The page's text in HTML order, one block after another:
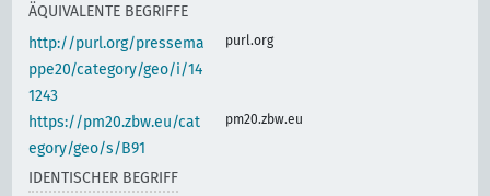
ÄQUIVALENTE BEGRIFFE
http://purl.org/pressema
ppe20/category/geo/i/14
1243
purl.org
https://pm20.zbw.eu/cat
egory/geo/s/B91
pm20.zbw.eu
IDENTISCHER BEGRIFF